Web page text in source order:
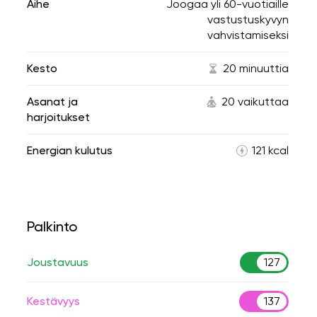
Aihe
Joogaa yli 60-vuotiaille
vastustuskyvyn
vahvistamiseksi
Kesto 20 minuuttia
Asanat ja
harjoitukset
20 vaikuttaa
Energian kulutus 121 kcal
Palkinto
Joustavuus 127
Kestävyys 137